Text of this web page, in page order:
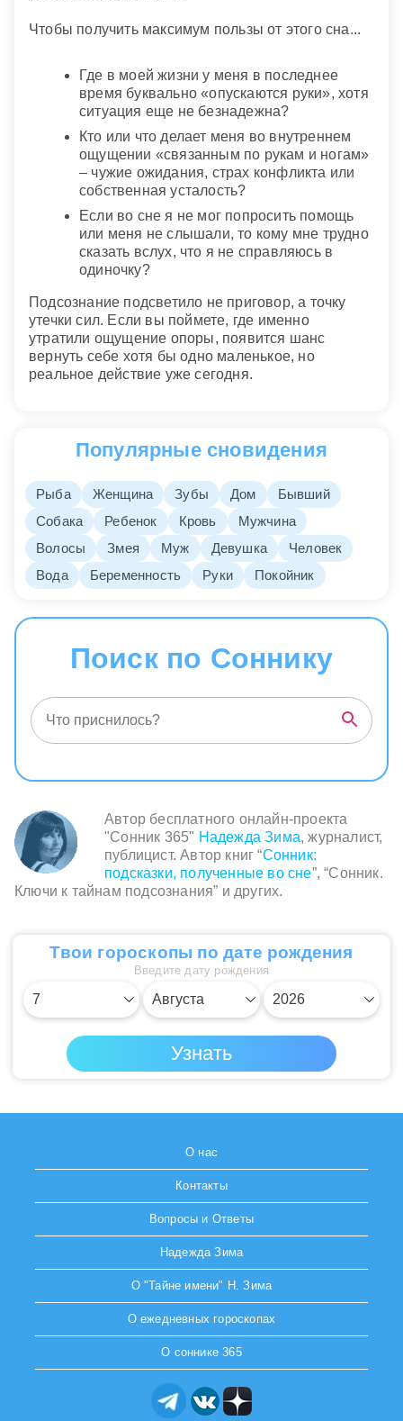
Чтобы получить максимум пользы от этого сна...
Где в моей жизни у меня в последнее
время буквально «опускаются руки», хотя
ситуация еще не безнадежна?
Кто или что делает меня во внутреннем
ощущении «связанным по рукам и ногам»
– чужие ожидания, страх конфликта или
собственная усталость?
Если во сне я не мог попросить помощь
или меня не слышали, то кому мне трудно
сказать вслух, что я не справляюсь в
одиночку?
Подсознание подсветило не приговор, а точку
утечки сил. Если вы поймете, где именно
утратили ощущение опоры, появится шанс
вернуть себе хотя бы одно маленькое, но
реальное действие уже сегодня.
Популярные сновидения
Рыба Женщина Зубы Дом
Бывший
Собака
Ребенок Кровь
Мужчина
Волосы
Змея Муж Девушка
Человек
Вода
Беременность Руки Покойник
Поиск по Соннику
Автор бесплатного онлайн-проекта
"Сонник 365" Надежда Зима, журналист,
публицист. Автор книг “Сонник:
подсказки, полученные во сне”, “Сонник.
Ключи к тайнам подсознания” и других.
Твои гороскопы по дате рождения
Введите дату рождения
О нас
Контакты
Вопросы и Ответы
Надежда Зима
О "Тайне имени" Н. Зима
О ежедневных гороскопах
О соннике 365